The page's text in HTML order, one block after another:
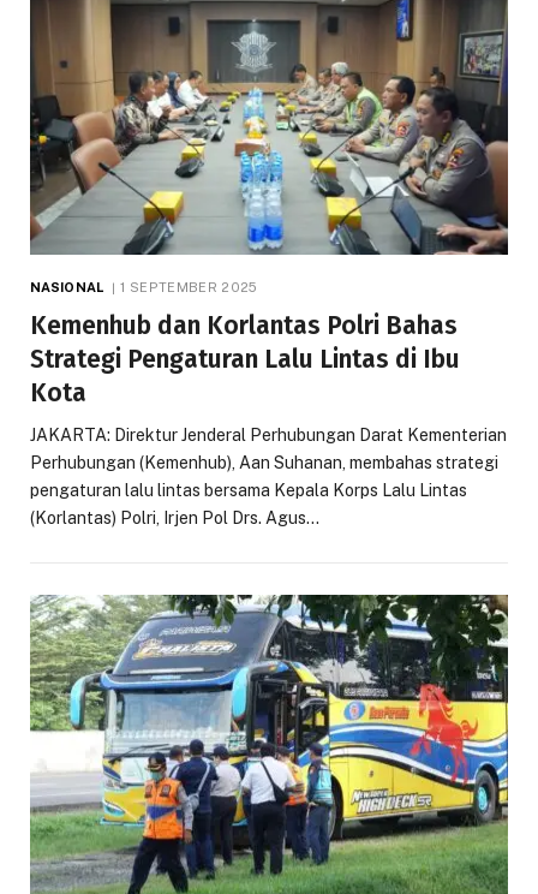
NASIONAL 1 SEPTEMBER 2025
Kemenhub dan Korlantas Polri Bahas
Strategi Pengaturan Lalu Lintas di Ibu
Kota
JAKARTA: Direktur Jenderal Perhubungan Darat Kementerian
Perhubungan (Kemenhub), Aan Suhanan, membahas strategi
pengaturan lalu lintas bersama Kepala Korps Lalu Lintas
(Korlantas) Polri, Irjen Pol Drs. Agus…